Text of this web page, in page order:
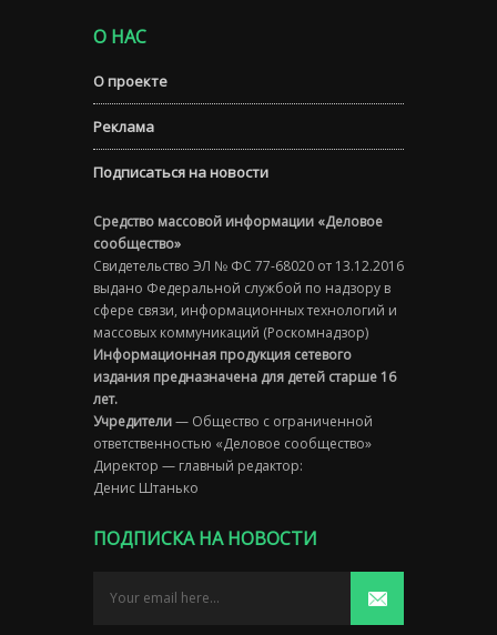
О НАС
О проекте
Реклама
Подписаться на новости
Средство массовой информации «Деловое
сообщество»
Свидетельство ЭЛ № ФС 77-68020 от 13.12.2016
выдано Федеральной службой по надзору в
сфере связи, информационных технологий и
массовых коммуникаций (Роскомнадзор)
Информационная продукция сетевого
издания предназначена для детей старше 16
лет.
Учредители— Общество с ограниченной
ответственностью «Деловое сообщество»
Директор — главный редактор:
Денис Штанько
ПОДПИСКА НА НОВОСТИ